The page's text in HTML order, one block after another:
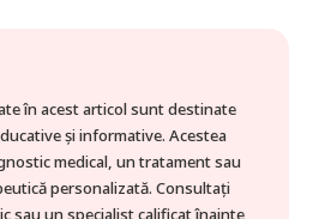
în acest articol sunt destinate
și informative. Acestea
medical, un tratament sau
personalizată. Consultați
sau un specialist calificat înainte